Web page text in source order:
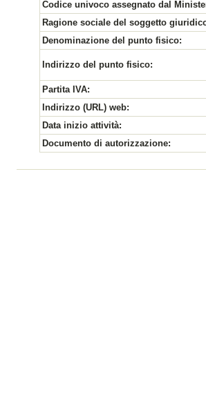
Codice univoco assegnato dal
Ragione sociale del soggetto
Denominazione del punto fisico:
Indirizzo del punto fisico:
Partita IVA:
Indirizzo (URL) web:
Data inizio attività:
Documento di autorizzazione: